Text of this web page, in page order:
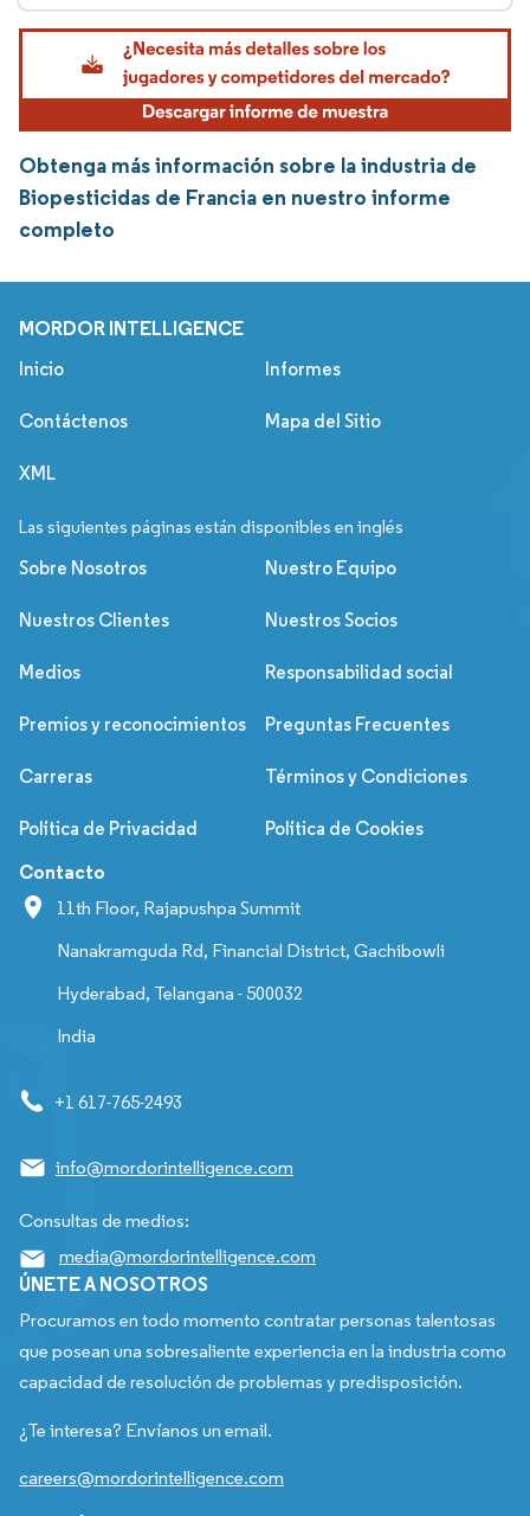
Obtenga más información sobre la industria de
Biopesticidas de Francia en nuestro informe
completo
MORDOR INTELLIGENCE
Inicio Informes
Contáctenos Mapa del Sitio
XML
Las siguientes páginas están disponibles en inglés
Sobre Nosotros Nuestro Equipo
Nuestros Clientes Nuestros Socios
Medios Responsabilidad social
Premios y reconocimientos Preguntas Frecuentes
Carreras Términos y Condiciones
Política de Privacidad Política de Cookies
Contacto
11th Floor, Rajapushpa Summit
Nanakramguda Rd, Financial District, Gachibowli
Hyderabad, Telangana - 500032
India
+1 617-765-2493
info@mordorintelligence.com
Consultas de medios:
media@mordorintelligence.com
ÚNETE A NOSOTROS
Procuramos en todo momento contratar personas talentosas
que posean una sobresaliente experiencia en la industria como
capacidad de resolución de problemas y predisposición.
¿Te interesa? Envíanos un email.
careers@mordorintelligence.com